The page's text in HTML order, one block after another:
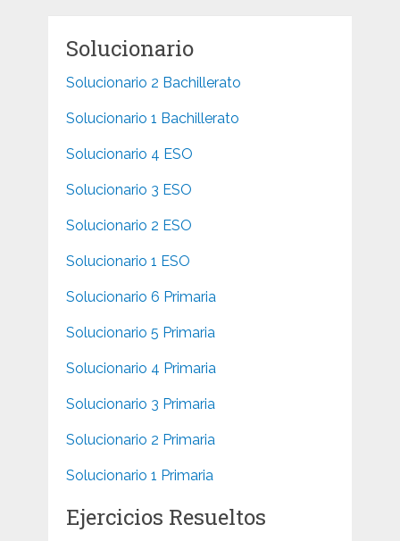
Solucionario
Solucionario 2 Bachillerato
Solucionario 1 Bachillerato
Solucionario 4 ESO
Solucionario 3 ESO
Solucionario 2 ESO
Solucionario 1 ESO
Solucionario 6 Primaria
Solucionario 5 Primaria
Solucionario 4 Primaria
Solucionario 3 Primaria
Solucionario 2 Primaria
Solucionario 1 Primaria
Ejercicios Resueltos